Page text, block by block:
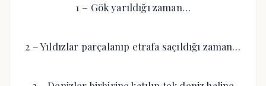
1 – Gök yarıldığı zaman…
2 – Yıldızlar parçalanıp etrafa saçıldığı zaman…